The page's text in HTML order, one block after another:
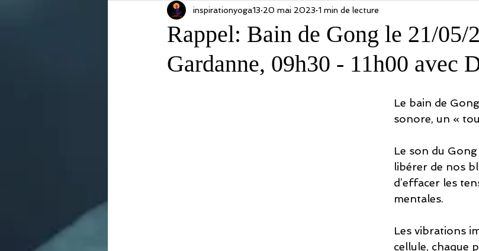
Rappel: Bain de Gong le 21/05/
Gardanne, 09h30 - 11h00 avec
inspirationyoga13 20 mai 2023 1 min de lecture
Le bain de
sonore, un «
Le son du
libérer de nos
d’effacer les
mentales.
Les vibrations
cellule, chaque